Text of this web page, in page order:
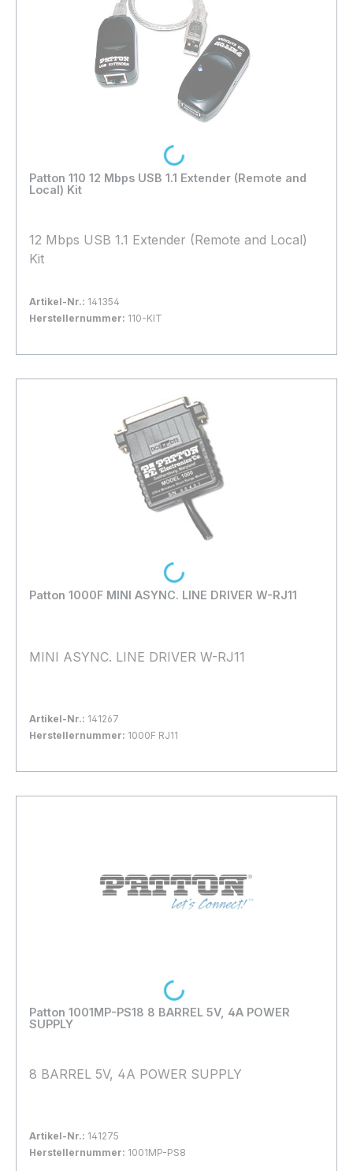
Patton 110 12 Mbps USB 1.1 Extender (Remote and
Local) Kit
12 Mbps USB 1.1 Extender (Remote and Local)
Kit
Artikel-Nr.: 141354
Herstellernummer: 110-KIT
In den Warenkorb
Loading...
Patton 1000F MINI ASYNC. LINE DRIVER W-RJ11
MINI ASYNC. LINE DRIVER W-RJ11
Artikel-Nr.: 141267
Herstellernummer: 1000F RJ11
In den Warenkorb
Loading...
Patton 1001MP-PS18 8 BARREL 5V, 4A POWER
SUPPLY
8 BARREL 5V, 4A POWER SUPPLY
Artikel-Nr.: 141275
Herstellernummer: 1001MP-PS8
Loading...